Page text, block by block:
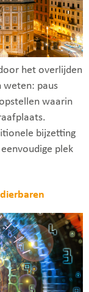
het overlijden
weten: paus
waarin
bijzetting
plek